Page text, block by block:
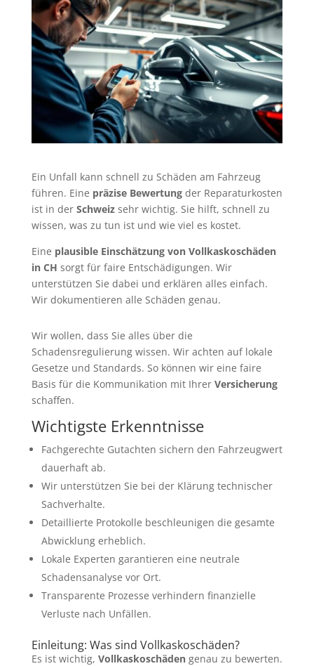
Ein Unfall kann schnell zu Schäden am Fahrzeug
führen. Eine präzise Bewertungder Reparaturkosten
ist in der Schweizsehr wichtig. Sie hilft, schnell zu
wissen, was zu tun ist und wie viel es kostet.
Eine plausible Einschätzung von Vollkaskoschäden
in CH sorgt für faire Entschädigungen. Wir
unterstützen Sie dabei und erklären alles einfach.
Wir dokumentieren alle Schäden genau.
Wir wollen, dass Sie alles über die
Schadensregulierung wissen. Wir achten auf lokale
Gesetze und Standards. So können wir eine faire
Basis für die Kommunikation mit Ihrer Versicherung
schaffen.
Wichtigste Erkenntnisse
Fachgerechte Gutachten sichern den Fahrzeugwert
dauerhaft ab.
Wir unterstützen Sie bei der Klärung technischer
Sachverhalte.
Detaillierte Protokolle beschleunigen die gesamte
Abwicklung erheblich.
Lokale Experten garantieren eine neutrale
Schadensanalyse vor Ort.
Transparente Prozesse verhindern finanzielle
Verluste nach Unfällen.
Einleitung: Was sind Vollkaskoschäden?
Es ist wichtig, Vollkaskoschädengenau zu bewerten.